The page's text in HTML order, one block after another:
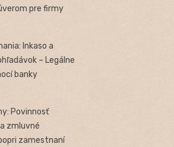
pre firmy
Inkaso a
– Legálne
banky
Povinnosť
zmluvné
zamestnaní